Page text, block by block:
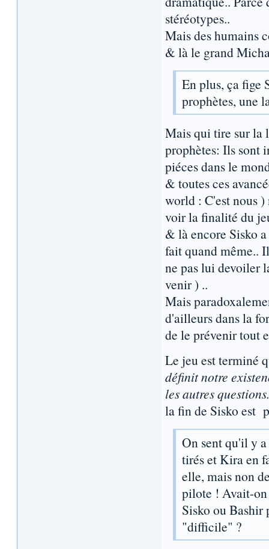
stéréotypes..
Mais des humains
& là le grand
En plus, ça fige
prophètes, une
Mais qui tire sur la
prophètes: Ils sont
piéces dans le
& toutes ces
world : C'est nous
voir la finalité du
& là encore Sisko
fait quand même..
ne pas lui devoiler
venir ) ..
Mais
d'ailleurs dans la
de le prévenir tout
Le jeu est terminé
définit notre
les autres
la fin de Sisko est
On sent qu'il y
tirés et Kira en
elle, mais non
pilote ! Avait-on
Sisko ou Bashir
"difficile" ?